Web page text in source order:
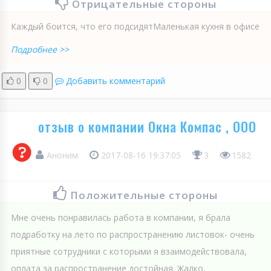
Отрицательные стороны
Каждый боится, что его подсидятМаленькая кухня в офисе
Подробнее >>
0 0 Добавить комментарий
отзыв о компании Окна Компас , ООО
Аноним 2017-08-16 19:37:05 3 1582
Положительные стороны
Мне очень понравилась работа в компании, я брала
подработку на лето по распространению листовок- очень
приятные сотрудники с которыми я взаимодействовала,
оплата за распространение достойная. Жалко,